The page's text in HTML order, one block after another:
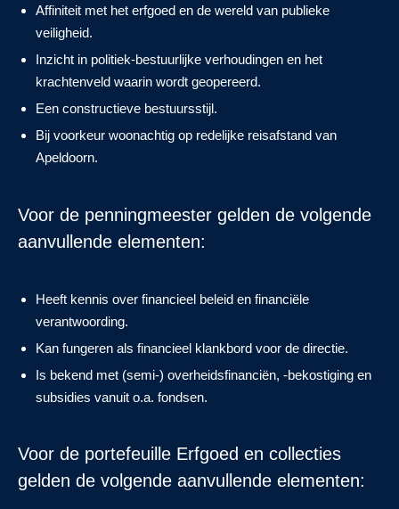
Affiniteit met het erfgoed en de wereld van publieke
veiligheid.
Inzicht in politiek-bestuurlijke verhoudingen en het
krachtenveld waarin wordt geopereerd.
Een constructieve bestuursstijl.
Bij voorkeur woonachtig op redelijke reisafstand van
Apeldoorn.
Voor de penningmeester gelden de volgende
aanvullende elementen:
Heeft kennis over financieel beleid en financiële
verantwoording.
Kan fungeren als financieel klankbord voor de directie.
Is bekend met (semi-) overheidsfinanciën, -bekostiging en
subsidies vanuit o.a. fondsen.
Voor de portefeuille Erfgoed en collecties
gelden de volgende aanvullende elementen: